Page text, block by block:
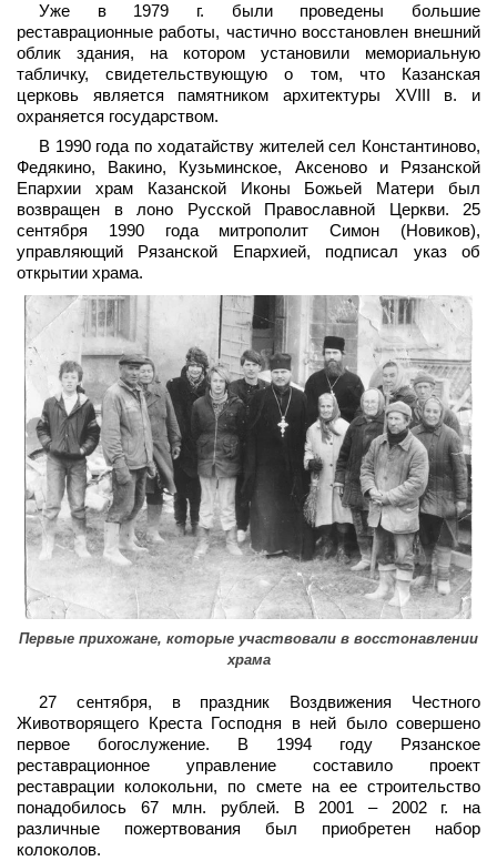
Уже в 1979 г. были проведены большие
реставрационные работы, частично восстановлен внешний
облик здания, на котором установили мемориальную
табличку, свидетельствующую о том, что Казанская
церковь является памятником архитектуры ХVIII в. и
охраняется государством.
В 1990 года по ходатайству жителей сел Константиново,
Федякино, Вакино, Кузьминское, Аксеново и Рязанской
Епархии храм Казанской Иконы Божьей Матери был
возвращен в лоно Русской Православной Церкви. 25
сентября 1990 года митрополит Симон (Новиков),
управляющий Рязанской Епархией, подписал указ об
открытии храма.
Первые прихожане, которые участвовали в восстонавлении
храма
27 сентября, в праздник Воздвижения Честного
Животворящего Креста Господня в ней было совершено
первое богослужение. В 1994 году Рязанское
реставрационное управление составило проект
реставрации колокольни, по смете на ее строительство
понадобилось 67 млн. рублей. В 2001 – 2002 г. на
различные пожертвования был приобретен набор
колоколов.